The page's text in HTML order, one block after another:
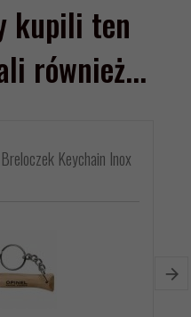
kupili ten
również...
Keychain Inox